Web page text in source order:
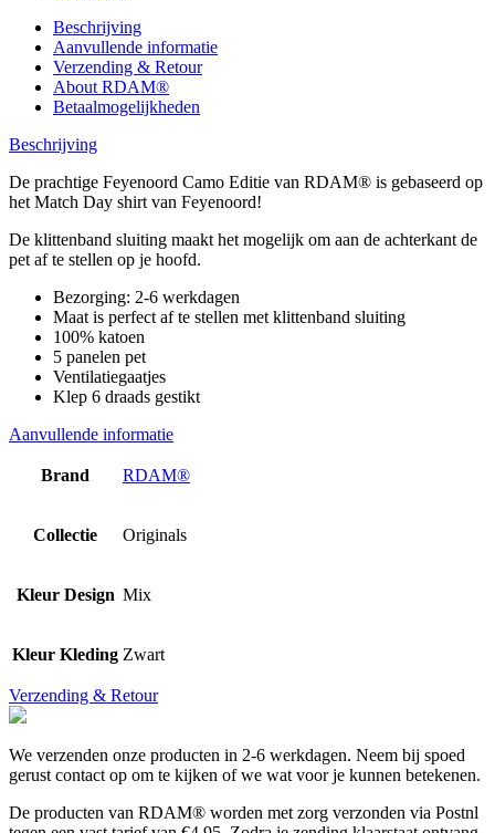
Beschrijving
Aanvullende informatie
Verzending & Retour
About RDAM®
Betaalmogelijkheden
Beschrijving
De prachtige Feyenoord Camo Editie van RDAM® is gebaseerd op
het Match Day shirt van Feyenoord!
De klittenband sluiting maakt het mogelijk om aan de achterkant de
pet af te stellen op je hoofd.
Bezorging: 2-6 werkdagen
Maat is perfect af te stellen met klittenband sluiting
100% katoen
5 panelen pet
Ventilatiegaatjes
Klep 6 draads gestikt
Aanvullende informatie
Brand RDAM®
Collectie Originals
Kleur Design Mix
Kleur Kleding Zwart
Verzending & Retour
We verzenden onze producten in 2-6 werkdagen. Neem bij spoed
gerust contact op om te kijken of we wat voor je kunnen betekenen.
De producten van RDAM® worden met zorg verzonden via Postnl